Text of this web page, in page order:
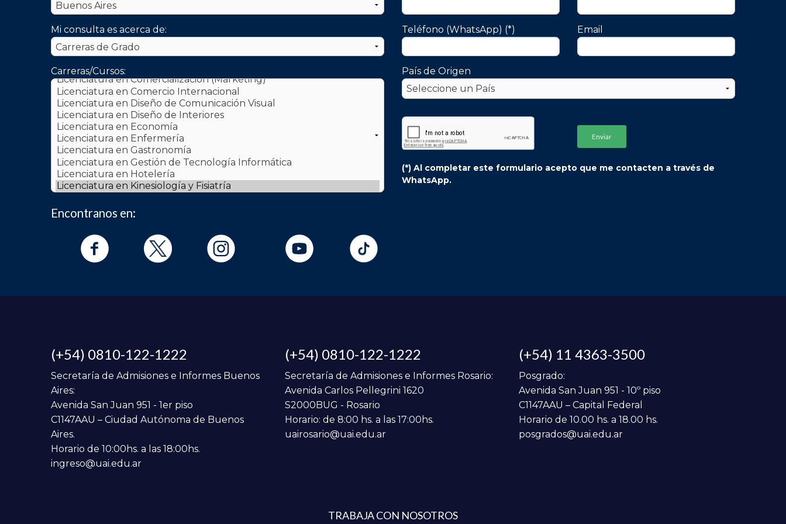
PPS 1 y 2
Fecha de inscripción
Jornadas de Integración
Intercátedra Técnicas
Kinésicas I y II"
Exposición de los alumnos de
3ro y 4to año
Kinesiología y Fisiatría -
Video con mensaje a Alumnos
Mi consulta es acerca de:
Carreras/Cursos:
Teléfono (WhatsApp) (*) Email
País de Origen
(*) Al completar este formulario acepto que me contacten a través de
WhatsApp.
Encontranos en:
(+54) 0810-122-1222
Secretaría de Admisiones e Informes Buenos
Aires:
Avenida San Juan 951 - 1er piso
C1147AAU – Ciudad Autónoma de Buenos
Aires.
Horario de 10:00hs. a las 18:00hs.
ingreso@uai.edu.ar
(+54) 0810-122-1222
Secretaría de Admisiones e Informes Rosario:
Avenida Carlos Pellegrini 1620
S2000BUG - Rosario
Horario: de 8:00 hs. a las 17:00hs.
uairosario@uai.edu.ar
(+54) 11 4363-3500
Posgrado:
Avenida San Juan 951 - 10º piso
C1147AAU – Capital Federal
Horario de 10.00 hs. a 18.00 hs.
posgrados@uai.edu.ar
TRABAJA CON NOSOTROS